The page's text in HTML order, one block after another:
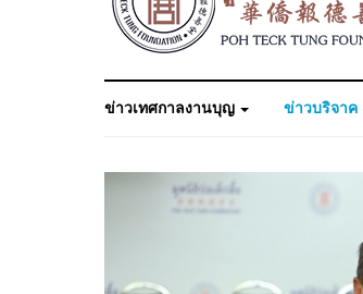
ข่าวเทศกาลงานบุญ ข่าวบริจาค